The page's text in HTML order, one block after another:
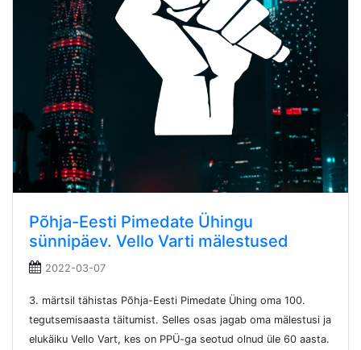
Põhja-Eesti Pimedate Ühingu
sünnipäev. Vello Varti mälestused
2022-03-07
3. märtsil tähistas Põhja-Eesti Pimedate Ühing oma 100.
tegutsemisaasta täitumist. Selles osas jagab oma mälestusi ja
elukäiku Vello Vart, kes on PPÜ-ga seotud olnud üle 60 aasta.